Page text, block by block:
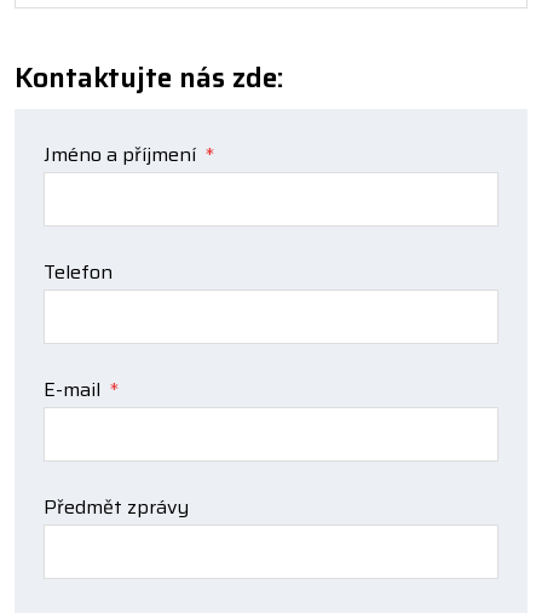
Kontaktujte nás zde:
Jméno a příjmení *
Telefon
E-mail *
Předmět zprávy